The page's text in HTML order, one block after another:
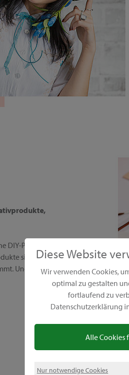
Diese Website
Wir verwenden Cookies,
optimal zu gestalten
fortlaufend zu
Datenschutzerklärung
Alle Cookies
Nur notwendige Cookies
DIY-Projekte. Wir setzen auf
sind vielseitig,
Und das Beste: Sie sind